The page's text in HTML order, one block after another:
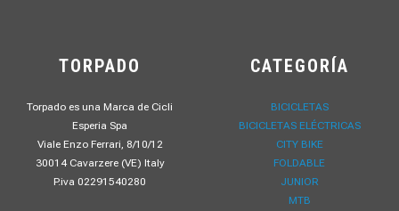
TORPADO
Torpado es una Marca de Cicli
Esperia Spa
Viale Enzo Ferrari, 8/10/12
30014 Cavarzere (VE) Italy
P.iva 02291540280
CATEGORÍA
BICICLETAS
BICICLETAS ELÉCTRICAS
CITY BIKE
FOLDABLE
JUNIOR
MTB